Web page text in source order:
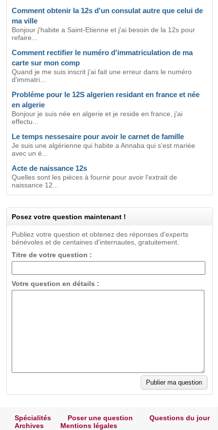
Comment obtenir la 12s d'un consulat autre que celui de
ma ville
Bonjour j'habite a Saint-Etienne et j'ai besoin de la 12s pour
refaire...
Comment rectifier le numéro d'immatriculation de ma
carte sur mon comp
Quand je me suis inscrit j'ai fait une erreur dans le numéro
d'immatri...
Probléme pour le 12S algerien residant en france et née
en algerie
Bonjour je suis née en algerie et je reside en france, j'ai
effectu...
Le temps nessesaire pour avoir le carnet de famille
Je suis une algérienne qui habite a Annaba qui s'est mariée
avec un é...
Acte de naissance 12s
Quelles sont les pièces à fournir pour avoir l'extrait de
naissance 12...
Posez votre question maintenant !
Publiez votre question et obtenez des réponses d'experts
bénévoles et de centaines d'internautes, gratuitement.
Titre de votre question :
Votre question en détails :
Spécialités Poser une question
Questions du jour
Archives
Mentions légales